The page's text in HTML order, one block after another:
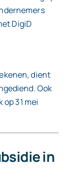
DigiD
dient
Ook
31 mei
in